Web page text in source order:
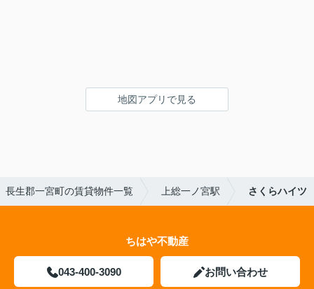
地図アプリで見る
長生郡一宮町の賃貸物件一覧 上総一ノ宮駅 さくらハイツ
ちはや不動産
043-400-3090 お問い合わせ